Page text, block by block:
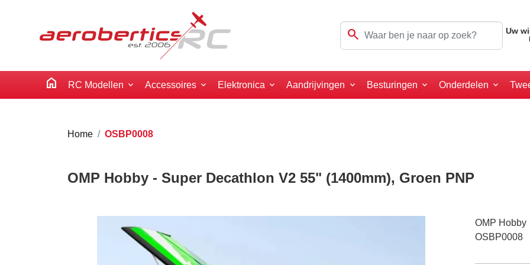
search Uw
home RC Modellen Accessoires Elektronica Aandrijvingen Besturingen Onderdelen
Home OSBP0008
OMP Hobby - Super Decathlon V2 55" (1400mm), Groen PNP
OMP Hobby
OSBP0008